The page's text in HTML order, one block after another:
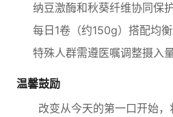
纳豆激酶和秋葵纤维协同保
每日1卷（约150g）搭配均衡
特殊人群需遵医嘱调整摄入量
温馨鼓励
改变从今天的第一口开始